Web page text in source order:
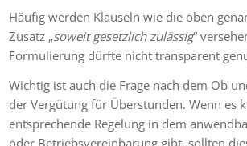
Häufig werden Klauseln wie die oben
Zusatz „soweit gesetzlich zulässig“
Formulierung dürfte nicht transparent
Wichtig ist auch die Frage nach dem Ob
der Vergütung für Überstunden. Wenn es
entsprechende Regelung in dem
oder Betriebsvereinbarung gibt, sollten